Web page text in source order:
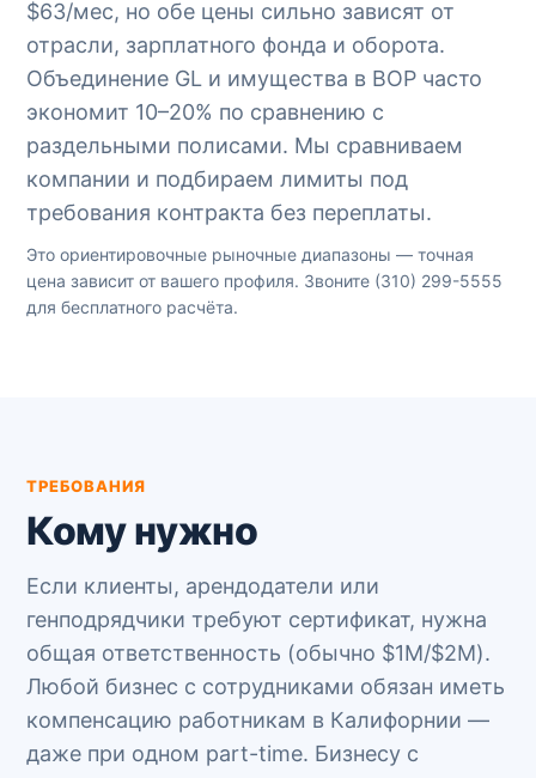
$63/мес, но обе цены сильно зависят от
отрасли, зарплатного фонда и оборота.
Объединение GL и имущества в BOP часто
экономит 10–20% по сравнению с
раздельными полисами. Мы сравниваем
компании и подбираем лимиты под
требования контракта без переплаты.
Это ориентировочные рыночные диапазоны — точная
цена зависит от вашего профиля. Звоните (310) 299-5555
для бесплатного расчёта.
ТРЕБОВАНИЯ
Кому нужно
Если клиенты, арендодатели или
генподрядчики требуют сертификат, нужна
общая ответственность (обычно $1M/$2M).
Любой бизнес с сотрудниками обязан иметь
компенсацию работникам в Калифорнии —
даже при одном part-time. Бизнесу с